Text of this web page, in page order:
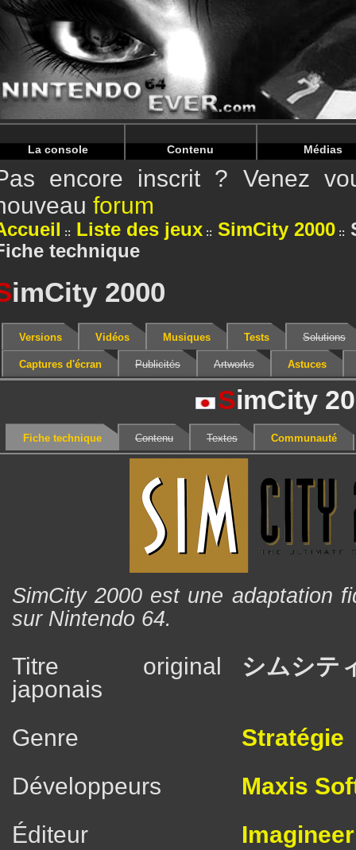
Warning: Undefined array key "HTTP_REFERER" in /
Warning: Undefined array key "HTTP_REFERER" in /
La console Contenu Médias
encore inscrit ? Venez
forum
Liste des jeux SimCity 2000
technique
imCity 2000
Versions Vidéos Musiques Tests Solutions
Captures d'écran Publicités Artworks Astuces
SimCity
Fiche technique Contenu Textes Communauté
SimCity 2000 est une adaptation
sur Nintendo 64.
Titre original
japonais
シムシテ
Genre
Stratégie
Développeurs
Maxis
Éditeur